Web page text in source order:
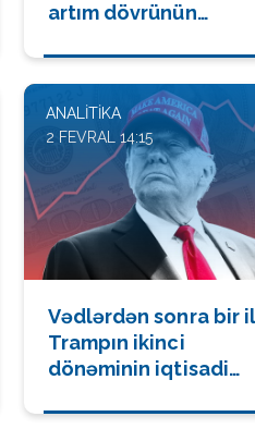
artım dövrünün
ANALITIKA
2 FEVRAL 14:15
Vədlərdən sonra bir
Trampın ikinci
dönəminin iqtisadi